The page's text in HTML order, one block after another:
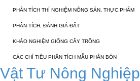
PHÂN TÍCH THÍ NGHIỆM NÔNG SẢN, THỰC PHẨM
PHÂN TÍCH, ĐÁNH GIÁ ĐẤT
KHẢO NGHIỆM GIỐNG CÂY TRỒNG
CÁC CHỈ TIÊU PHÂN TÍCH MẪU PHÂN BÓN
Vật Tư Nông Nghiệp